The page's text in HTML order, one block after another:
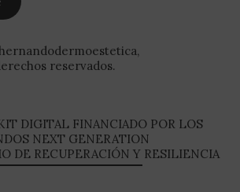
reservados.
DIGITAL FINANCIADO POR LOS
NEXT GENERATION
DE RECUPERACIÓN Y RESILIENCIA